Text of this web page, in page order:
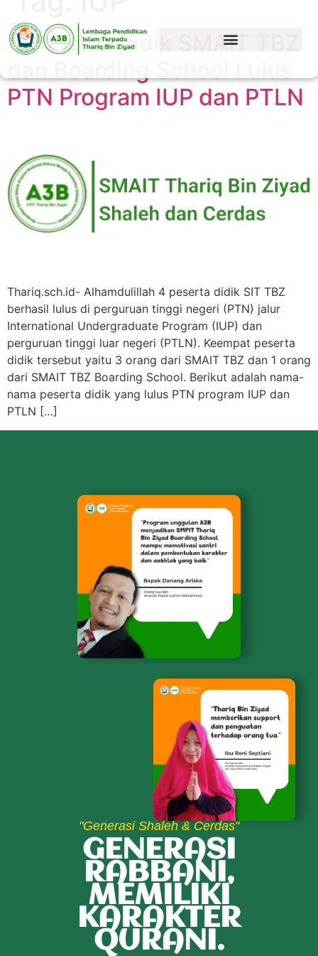
4 Peserta Didik SMAIT TBZ
PTN Program IUP dan PTLN
Thariq.sch.id- Alhamdulillah 4 peserta didik SIT TBZ
berhasil lulus di perguruan tinggi negeri (PTN) jalur
International Undergraduate Program (IUP) dan
perguruan tinggi luar negeri (PTLN). Keempat peserta
didik tersebut yaitu 3 orang dari SMAIT TBZ dan 1 orang
dari SMAIT TBZ Boarding School. Berikut adalah nama-
nama peserta didik yang lulus PTN program IUP dan
PTLN […]
"Generasi Shaleh & Cerdas"
GENERASI
RABBANI,
MEMILIKI
KARAKTER
QURANI.